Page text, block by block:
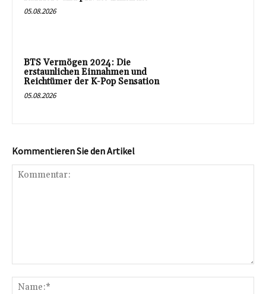
05.08.2026
BTS Vermögen 2024: Die
erstaunlichen Einnahmen und
Reichtümer der K-Pop Sensation
05.08.2026
Kommentieren Sie den Artikel